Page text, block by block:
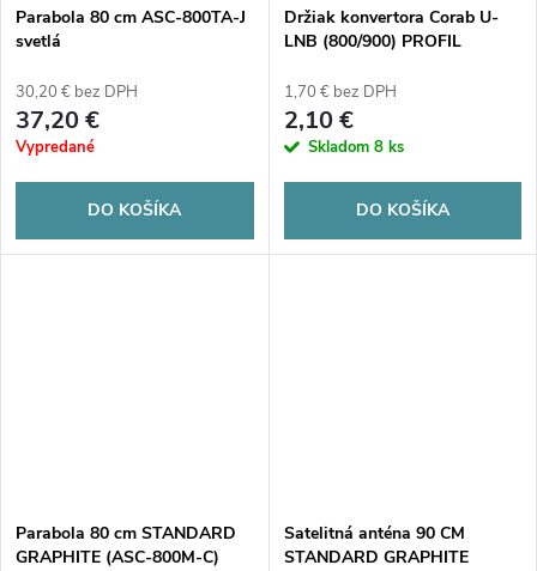
Parabola 80 cm ASC-800TA-J
svetlá
30,20 € bez DPH
37,20 €
Vypredané
DO KOŠÍKA
Držiak konvertora Corab U-
LNB (800/900) PROFIL
1,70 € bez DPH
2,10 €
Skladom 8 ks
DO KOŠÍKA
Parabola 80 cm STANDARD
GRAPHITE (ASC-800M-C)
Satelitná anténa 90 CM
STANDARD GRAPHITE